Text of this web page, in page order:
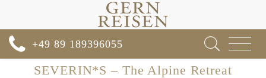
Toggle
+49 89 189396055
SEVERIN*S – The Alpine Retreat